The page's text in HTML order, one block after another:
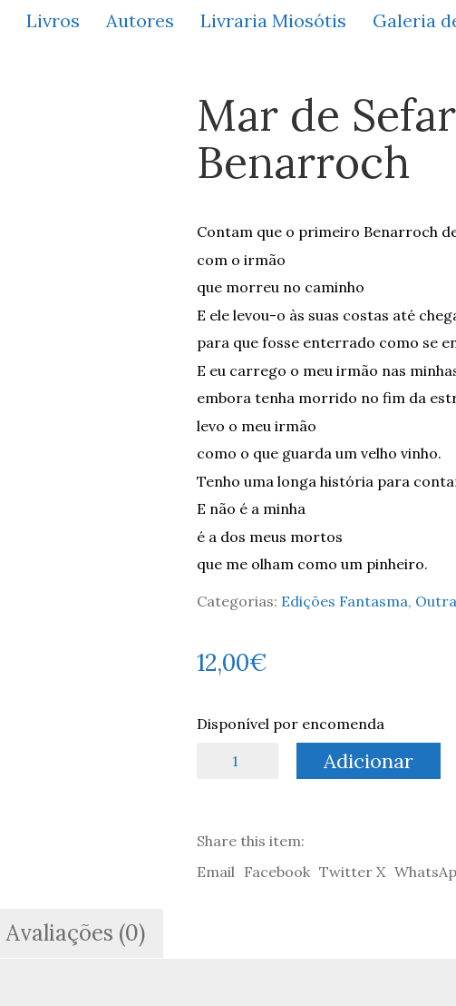
Livros Autores Livraria Miosótis Galeria
Mar de
Benarroch
Contam que o primeiro Benarroch
com o irmão
que morreu no caminho
E ele levou-o às suas costas até
para que fosse enterrado como se
E eu carrego o meu irmão nas
embora tenha morrido no fim da
levo o meu irmão
como o que guarda um velho vinho.
Tenho uma longa história para
E não é a minha
é a dos meus mortos
que me olham como um pinheiro.
Categorias: Edições Fantasma,
12,00€
Disponível por encomenda
-
Mois
Adicionar
Share this item:
Email Facebook Twitter X
Avaliações (0)